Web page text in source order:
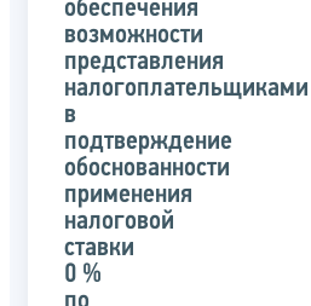
письма
обеспечения
возможности
представления
налогоплательщиками
в
подтверждение
обоснованности
применения
налоговой
ставки
0 %